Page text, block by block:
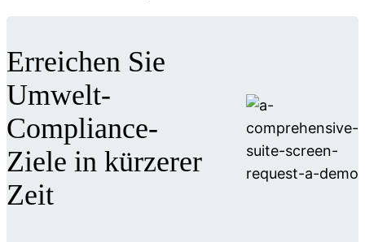
Erreichen Sie
Umwelt-
Compliance-
Ziele in kürzerer
Zeit